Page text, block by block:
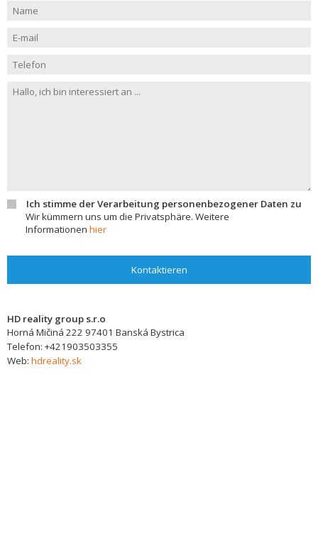
Ich stimme der Verarbeitung personenbezogener Daten zu
Wir kümmern uns um die Privatsphäre. Weitere
Informationen hier
Kontaktieren
HD reality group s.r.o
Horná Mičiná 222 97401 Banská Bystrica
Telefon: +421903503355
Web: hdreality.sk